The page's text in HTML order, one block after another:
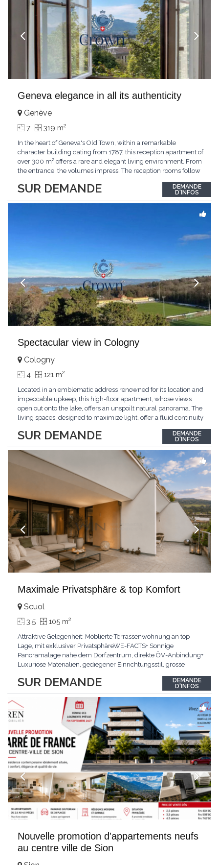
Geneva elegance in all its authenticity
SUR DEMANDE
Genève
7 319 m2
In the heart of Geneva's Old Town, within a remarkable
character building dating from 1787, this reception apartment of
over 300 m² offers a rare and elegant living environment. From
the entrance, the volumes impress. The reception rooms follow
period architecture. High ceilings, finely crafted stuccoes,
moldings, woodwork, old fireplaces,...
DEMANDE
D'INFOS
Spectacular view in Cologny
SUR DEMANDE
Cologny
4 121 m2
Located in an emblematic address renowned for its location and
impeccable upkeep, this high-floor apartment, whose views
open out onto the lake, offers an unspoilt natural panorama. The
living spaces, designed to maximize light, offer a fluid continuity
comprises two bedrooms, each with its own bathroom,
guaranteeing comfort and privacy. Private...
DEMANDE
D'INFOS
Maximale Privatsphäre & top Komfort
SUR DEMANDE
Scuol
3.5 105 m2
Attraktive Gelegenheit: Möblierte Terrassenwohnung an top
Lage, mit exklusiver PrivatsphäreWE-FACTS+ Sonnige
Panoramalage nahe dem Dorfzentrum, direkte ÖV-Anbindung+
Luxuriöse Materialien, gediegener Einrichtungsstil, grosse
gemeinschaftliche WaschküchePasst für:Geniesser von
Weitblick und gehobenem WohnkomfortDie Wohnung wird
hochwertig
DEMANDE
D'INFOS
Nouvelle promotion d'appartements neufs
au centre ville de Sion